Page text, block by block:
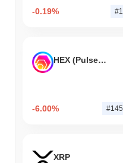
-0.19% #1
HEX (Pulsechain)
-6.00% #145
XRP